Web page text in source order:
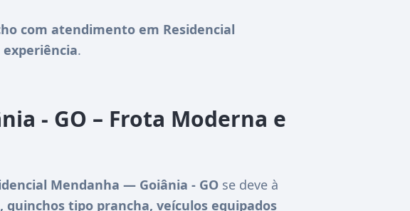
com atendimento em Residencial
.
- GO – Frota Moderna e
Mendanha — Goiânia - GO se deve à
tipo prancha, veículos equipados